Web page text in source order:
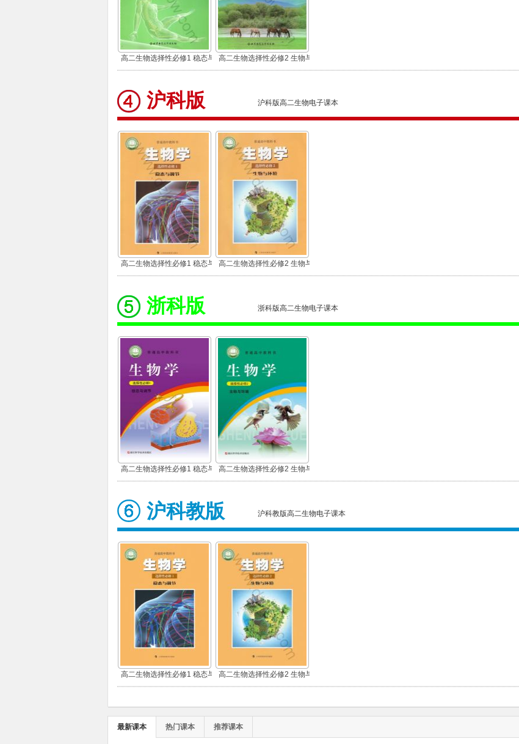
高二生物选择性必修1 稳态与
调节
高二生物选择性必修2 生物与
环境
沪科版 沪科版高二生物电子课本
高二生物选择性必修1 稳态与
调节
高二生物选择性必修2 生物与
环境
浙科版 浙科版高二生物电子课本
高二生物选择性必修1 稳态与
调节
高二生物选择性必修2 生物与
环境
沪科教版 沪科教版高二生物电子课本
高二生物选择性必修1 稳态与
调节
高二生物选择性必修2 生物与
环境
最新课本 热门课本 推荐课本